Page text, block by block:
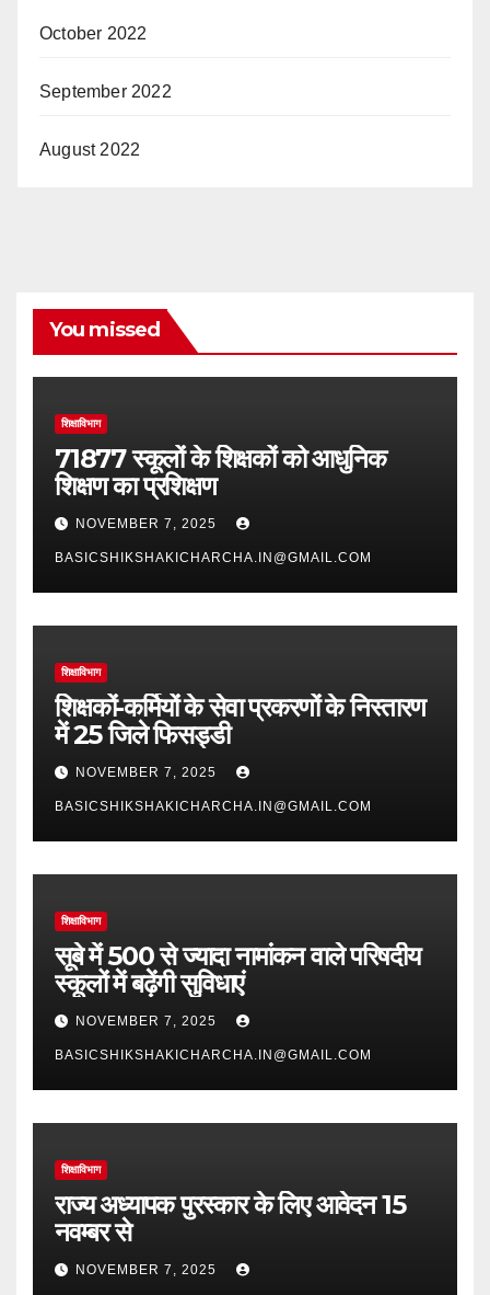
October 2022
September 2022
August 2022
You missed
शिक्षाविभाग
71877 स्कूलों के शिक्षकों को आधुनिक
शिक्षण का प्रशिक्षण
NOVEMBER 7, 2025
BASICSHIKSHAKICHARCHA.IN@GMAIL.COM
शिक्षाविभाग
शिक्षकों-कर्मियों के सेवा प्रकरणों के निस्तारण
में 25 जिले फिसड्डी
NOVEMBER 7, 2025
BASICSHIKSHAKICHARCHA.IN@GMAIL.COM
शिक्षाविभाग
सूबे में 500 से ज्यादा नामांकन वाले परिषदीय
स्कूलों में बढ़ेंगी सुविधाएं
NOVEMBER 7, 2025
BASICSHIKSHAKICHARCHA.IN@GMAIL.COM
शिक्षाविभाग
राज्य अध्यापक पुरस्कार के लिए आवेदन 15
नवम्बर से
NOVEMBER 7, 2025